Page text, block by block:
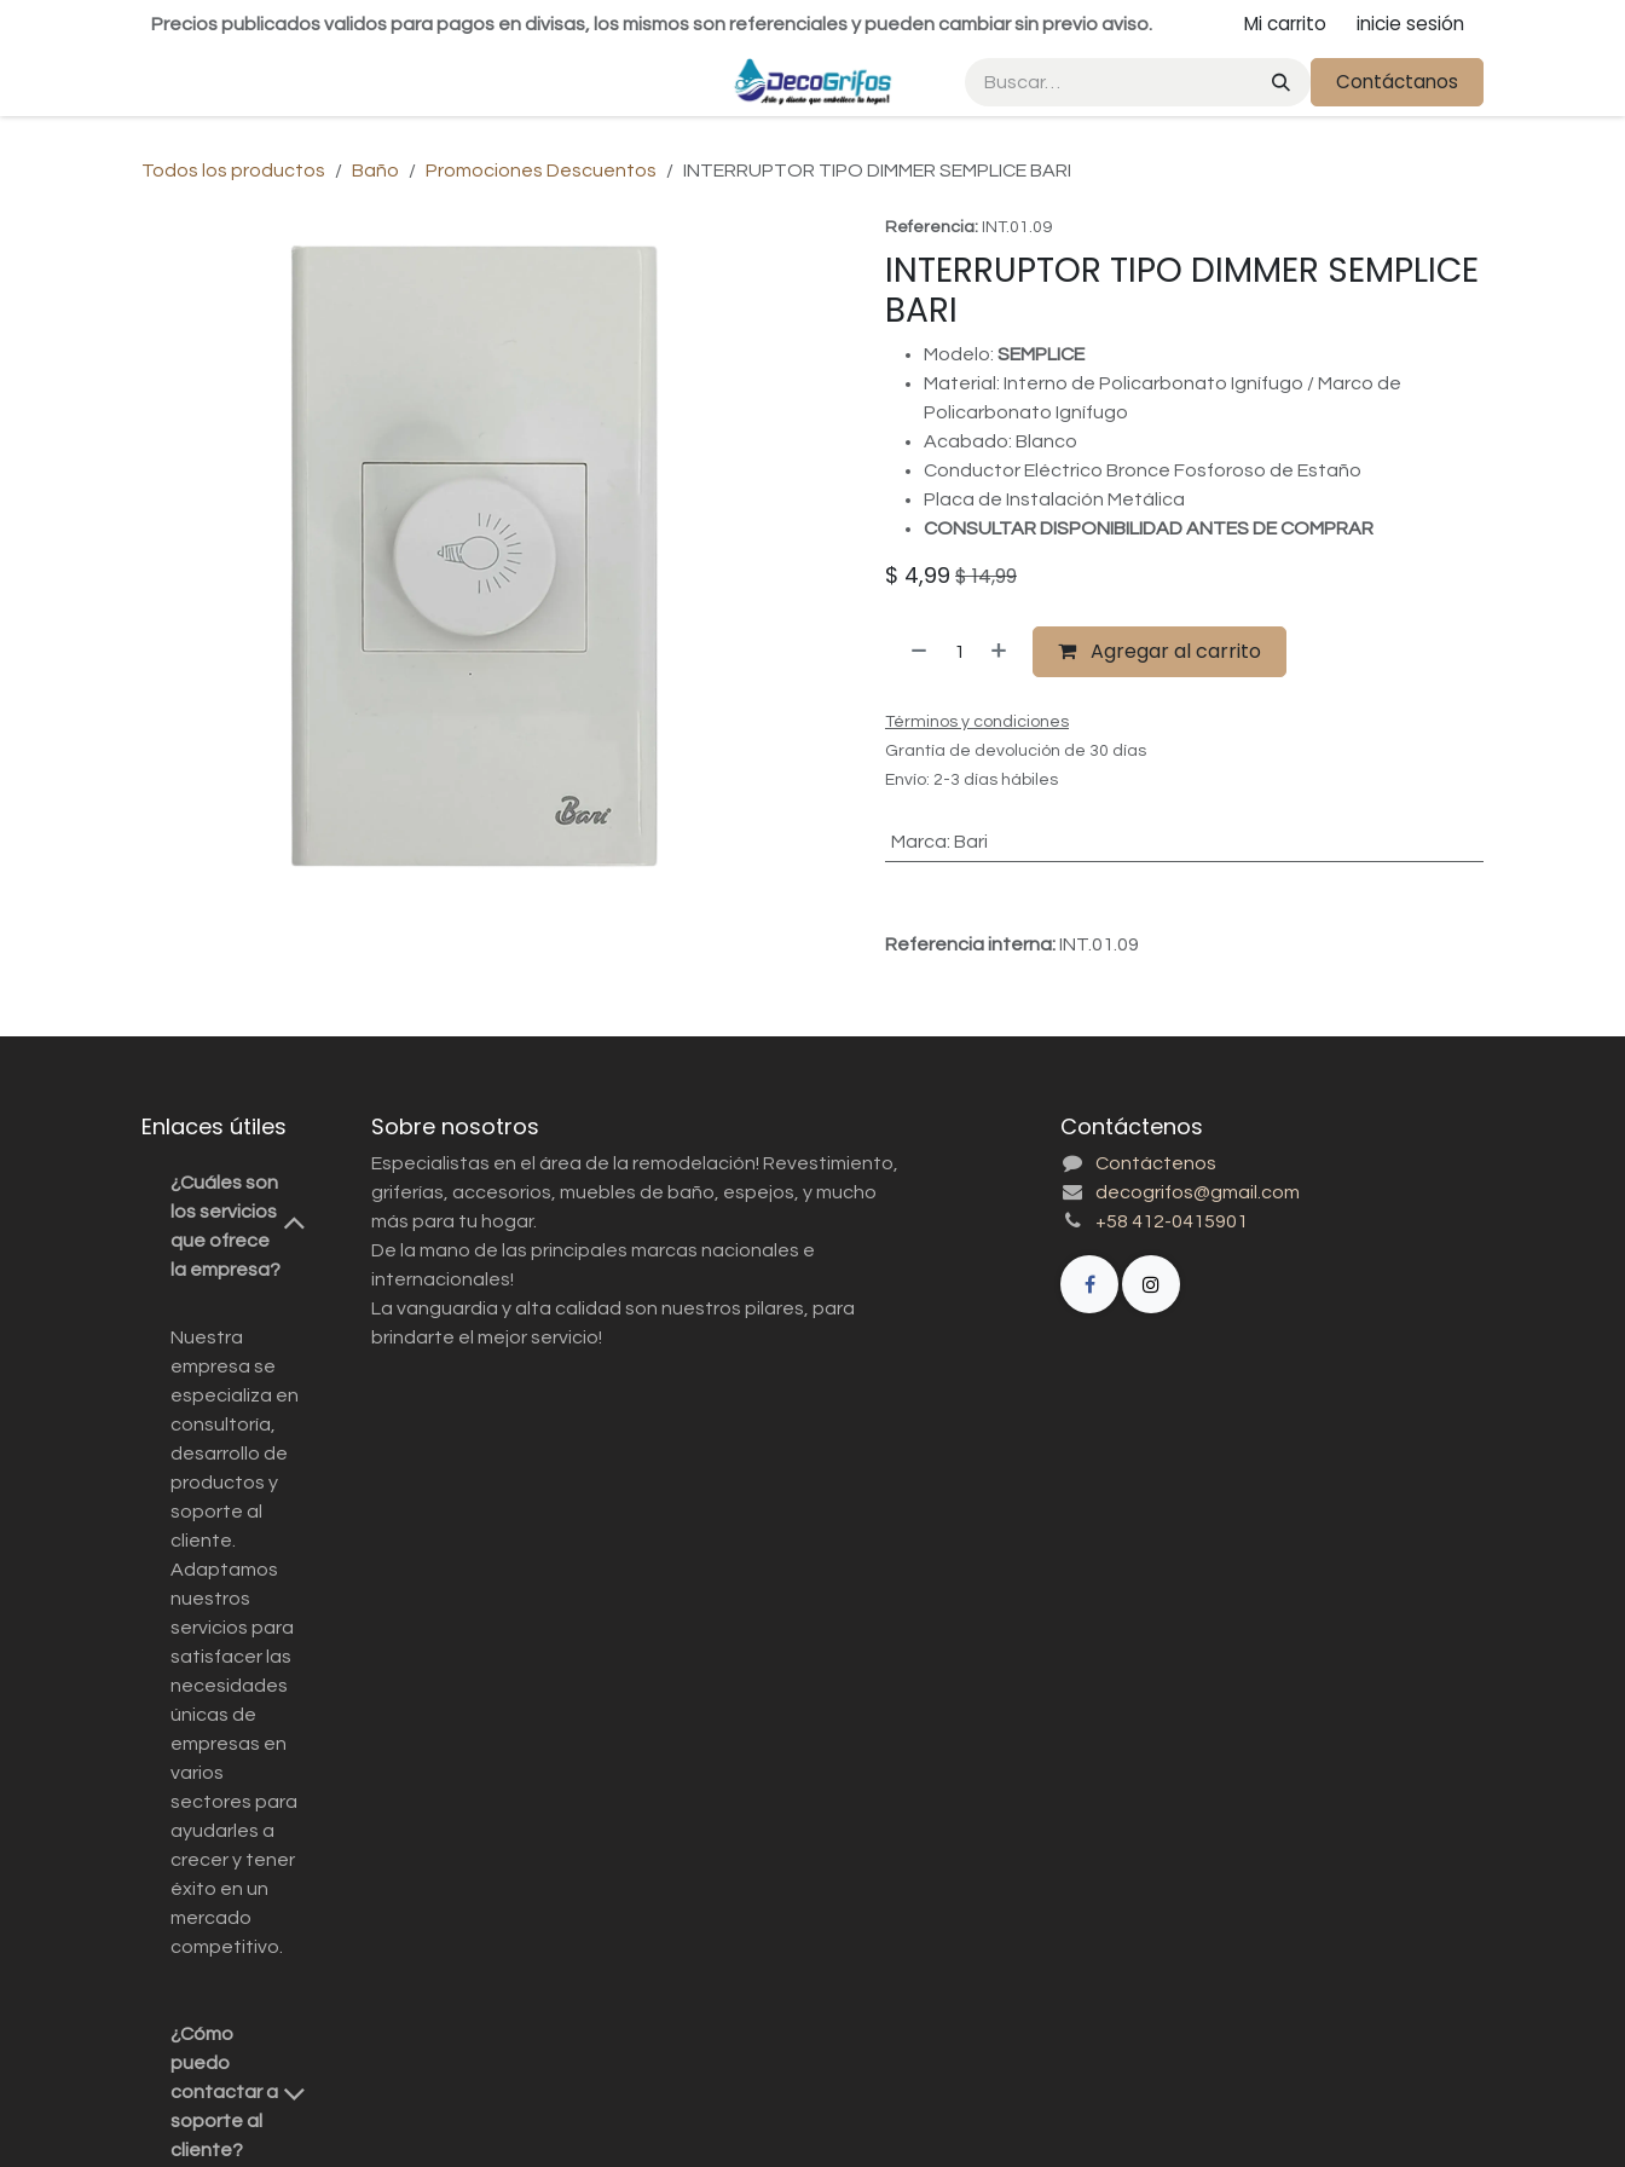
Precios publicados validos para pagos en divisas, los mismos son referenciales y pueden cambiar sin previo aviso. Mi carrito inicie sesión
Contáctanos
Todos los productos Baño Promociones Descuentos INTERRUPTOR TIPO DIMMER SEMPLICE BARI
Referencia: INT.01.09
INTERRUPTOR TIPO DIMMER SEMPLICE
BARI
Modelo: SEMPLICE
Material: Interno de Policarbonato Ignífugo / Marco de
Policarbonato Ignífugo
Acabado: Blanco
Conductor Eléctrico Bronce Fosforoso de Estaño
Placa de Instalación Metálica
CONSULTAR DISPONIBILIDAD ANTES DE COMPRAR
$ 4,99 $14,99
Agregar al carrito
Términos y condiciones
Grantía de devolución de 30 días
Envío: 2-3 días hábiles
Marca: Bari
Referencia interna:INT.01.09
Enlaces útiles
¿Cuáles son
los servicios
que ofrece
la empresa?
Nuestra
empresa se
especializa en
consultoría,
desarrollo de
productos y
soporte al
cliente.
Adaptamos
nuestros
servicios para
satisfacer las
necesidades
únicas de
empresas en
varios
sectores para
ayudarles a
crecer y tener
éxito en un
mercado
competitivo.
¿Cómo
puedo
contactar a
soporte al
cliente?
Sobre nosotros
Especialistas en el área de la remodelación! Revestimiento,
griferías, accesorios, muebles de baño, espejos, y mucho
más para tu hogar.
De la mano de las principales marcas nacionales e
internacionales!
La vanguardia y alta calidad son nuestros pilares, para
brindarte el mejor servicio!
Contáctenos
Contáctenos
decogrifos@gmail.com
+58 412-0415901